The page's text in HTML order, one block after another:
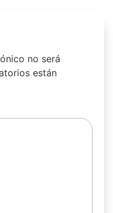
no será
están